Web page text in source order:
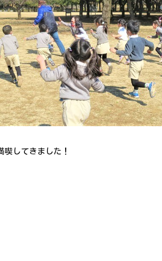
してきました！